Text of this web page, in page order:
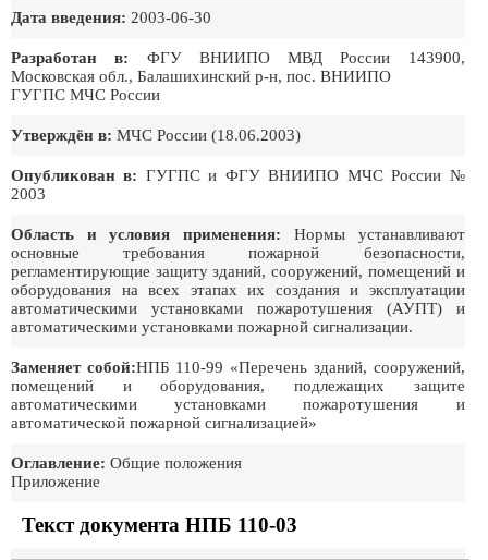
Дата введения: 2003-06-30
Разработан в: ФГУ ВНИИПО МВД России 143900,
Московская обл., Балашихинский р-н, пос. ВНИИПО
ГУГПС МЧС России
Утверждён в: МЧС России (18.06.2003)
Опубликован в: ГУГПС и ФГУ ВНИИПО МЧС России №
2003
Область и условия применения: Нормы устанавливают
основные требования пожарной безопасности,
регламентирующие защиту зданий, сооружений, помещений и
оборудования на всех этапах их создания и эксплуатации
автоматическими установками пожаротушения (АУПТ) и
автоматическими установками пожарной сигнализации.
Заменяет собой:НПБ 110-99 «Перечень зданий, сооружений,
помещений и оборудования, подлежащих защите
автоматическими установками пожаротушения и
автоматической пожарной сигнализацией»
Оглавление: Общие положения
Приложение
Текст документа НПБ 110-03